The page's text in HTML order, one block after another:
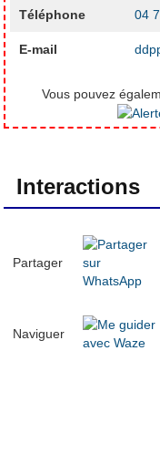
Téléphone 04
E-mail
Vous pouvez
Interactions
Partager
Naviguer